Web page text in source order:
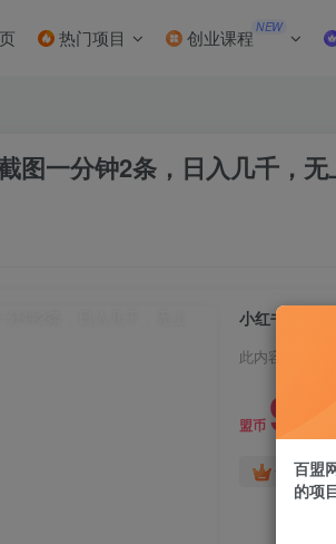
热门项目 创业课程 NEW
图一分钟2条，日入几千，
小红书评论
此内容为付费
盟币 9.9
黄金会员
百盟
的项